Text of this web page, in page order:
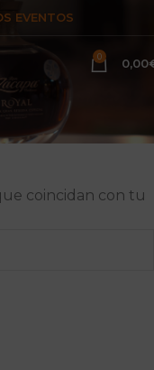
EVENTOS
0 0,00
coincidan con tu